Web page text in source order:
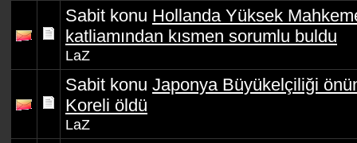
Sabit konu Hollanda Yüksek
katliamından kısmen sorumlu buldu
LaZ
Sabit konu Japonya Büyükelçiliği
Koreli öldü
LaZ